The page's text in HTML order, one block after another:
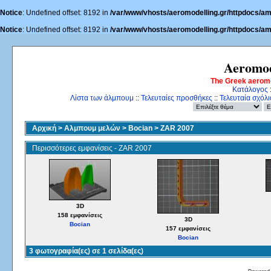
Notice: Undefined offset: 8192 in /var/www/vhosts/aeromodelling.gr/httpdocs/
Notice: Undefined offset: 8192 in /var/www/vhosts/aeromodelling.gr/httpdocs/
The Greek
Κατάλογος
Λίστα των άλμπουμ :: Τελευταίες προσθήκες :: Τελευταία
Αρχική > Αλμπουμ μελών > Bocian > ZAR 2007
Περισσότερες εμφανίσεις - ZAR 2007
3D
158 εμφανίσεις
Bocian
3D
157 εμφανίσεις
Bocian
3 φωτογραφία(ες) σε 1 σελίδα(ες)